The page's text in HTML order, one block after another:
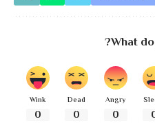
What
Angry
0
Dead
0
Wink
0